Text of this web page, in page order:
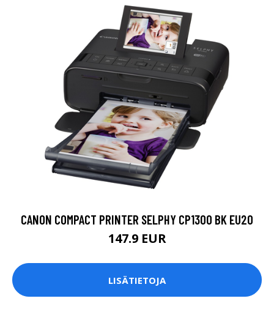
CANON COMPACT PRINTER SELPHY CP1300 BK EU20
147.9 EUR
LISÄTIETOJA